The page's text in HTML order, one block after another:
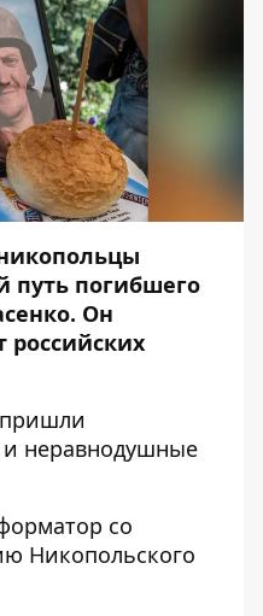
никопольцы
путь погибшего
Он
и неравнодушные
со
Никопольского